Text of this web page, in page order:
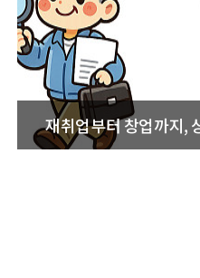
재취업부터 창업까지,